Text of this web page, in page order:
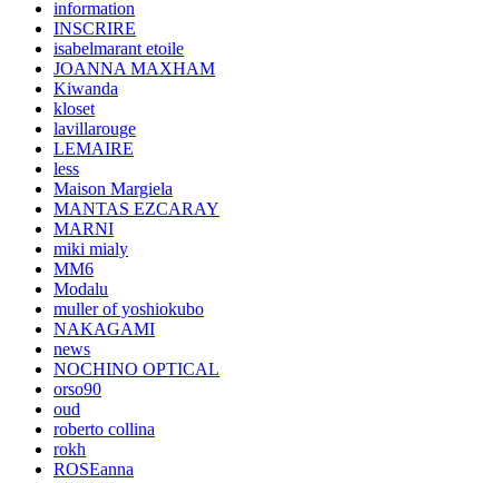
information
INSCRIRE
isabelmarant etoile
JOANNA MAXHAM
Kiwanda
kloset
lavillarouge
LEMAIRE
less
Maison Margiela
MANTAS EZCARAY
MARNI
miki mialy
MM6
Modalu
muller of yoshiokubo
NAKAGAMI
news
NOCHINO OPTICAL
orso90
oud
roberto collina
rokh
ROSEanna